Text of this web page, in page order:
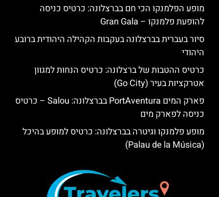
מופע הפלמנקו הכי חם בברצלונה: כרטיס כניסה
להופעת פלמנקו – Gran Gala
סיור בעברית בברצלונה בעקבות הקהילה היהודית ברובע
היהודי
כרטיס ההטבות של ברצלונה: כרטיס הנחות למגוון
אטרקציות בעיר (Go City)
פארק המים PortAventura בברצלונה: Salou – כרטיס
כניסה לפארק מים
מופע פלמנקו וגיטרה בברצלונה: כרטיס למופע בהיכל
(Palau de la Música)